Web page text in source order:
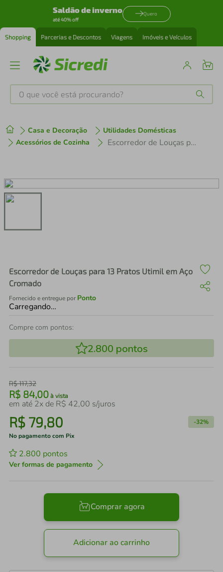
Saldão de inverno
até 40% off
Quero
Shopping Parcerias e Descontos Viagens Imóveis e Veículos
O que você está procurando?
Casa e Decoração
Utilidades Domésticas
Acessórios de Cozinha
Escorredor de Louças para 13 Pratos Utimil em Aço Cromado
Escorredor de Louças para 13 Pratos Utimil em Aço
Cromado
Fornecido e entregue por Ponto
Carregando…
Compre com pontos:
2.800 pontos
R$117,32
R$ 84,00 à vista
em até 2x de R$ 42,00 s/juros
R$ 79,80 -32%
No pagamento com Pix
2.800 pontos
Ver formas de pagamento
Comprar agora
Adicionar ao carrinho
1º tenis
3º